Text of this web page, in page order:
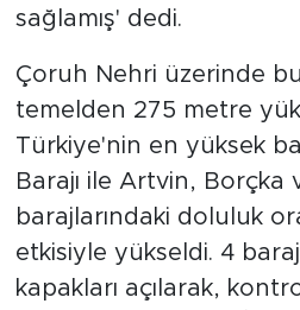
sağlamış' dedi.
Çoruh Nehri üzerinde
temelden 275 metre
Türkiye'nin en yüksek
Barajı ile Artvin, Borçka
barajlarındaki doluluk
etkisiyle yükseldi. 4
kapakları açılarak,